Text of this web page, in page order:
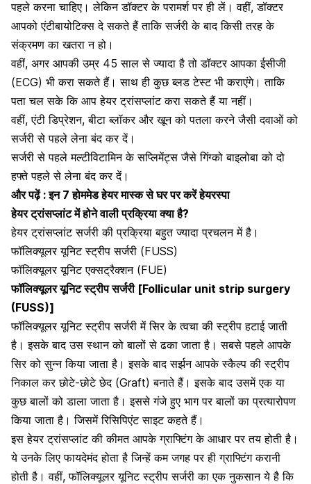
पहले करना चाहिए। लेकिन डॉक्टर के परामर्श पर ही लें। वहीं, डॉक्टर
आपको एंटीबायोटिक्स दे सकते हैं ताकि सर्जरी के बाद किसी तरह के
संक्रमण का खतरा न हो।
वहीं, अगर आपकी उम्र 45 साल से ज्यादा है तो डॉक्टर आपकाईसीजी
(ECG) भी करा सकते हैं। साथ ही कुछ ब्लड टेस्ट भी कराएंगे। ताकि
पता चल सके कि आप हेयर ट्रांसप्लांट करा सकते हैं या नहीं।
वहीं, एंटीडिप्रेशन, बीटा ब्लॉकर और खून को पतला करने जैसी दवाओं को
सर्जरी से पहले लेना बंद कर दें।
सर्जरी से पहले मल्टीविटामिन के सप्लिमेंट्स जैसे गिंग्को बाइलोबा को दो
हफ्ते पहले से लेना बंद कर दें।
और पढ़ें :इन 7 होममेड हेयर मास्क से घर पर करें हेयरस्पा
हेयर ट्रांसप्लांट में होने वाली प्रक्रिया क्या है?
हेयर ट्रांसप्लांट सर्जरी की प्रक्रिया बहुत ज्यादा प्रचलन में है।
फॉलिक्यूलर यूनिट स्ट्रीप सर्जरी (FUSS)
फॉलिक्यूलर यूनिट एक्सट्रैक्शन (FUE)
फॉलिक्यूलर यूनिट स्ट्रीप सर्जरी [Follicular unit strip surgery
(FUSS)]
फॉलिक्यूलर यूनिट स्ट्रीप सर्जरी में सिर के त्वचा की स्ट्रीप हटाई जाती
है। इसके बाद उस स्थान को बालों से ढका जाता है। सबसे पहले आपके
सिर को सुन्न किया जाता है। इसके बाद सर्झन आपके स्कैल्प की स्ट्रीप
निकाल कर छोटे-छोटे छेद (Graft) बनाते हैं। इसके बाद उसमें एक या
कुछ बालों को डाला जाता है। इससे गंजे हुए भाग पर बालों का प्रत्यारोपण
किया जाता है। जिसमें रिसिपिएंट साइट कहते हैं।
इस हेयर ट्रांसप्लांट की कीमत आपके ग्राफ्टिंग के आधार पर तय होती है।
ये उनके लिए फायदेमंद होता है जिन्हें कम जगह पर ही ग्राफ्टिंग करानी
होती है। वहीं, फॉलिक्यूलर यूनिट स्ट्रीप सर्जरी का एक नुकसान ये है कि